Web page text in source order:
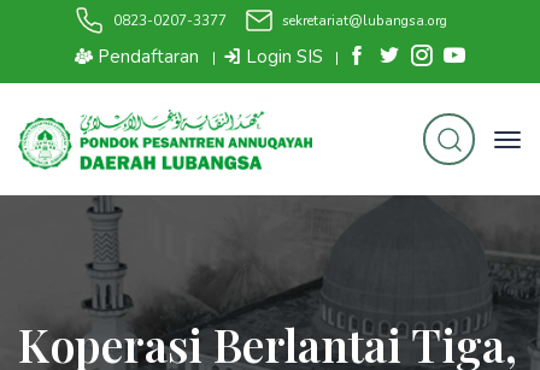
0823-0207-3377 sekretariat@lubangsa.org
Pendaftaran | Login SIS |
Koperasi Berlantai Tiga,